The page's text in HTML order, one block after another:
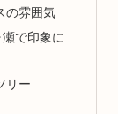
の雰囲気
で印象に
リー